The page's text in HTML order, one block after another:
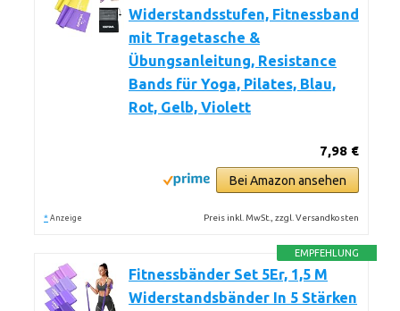
Widerstandsstufen, Fitnessband
mit Tragetasche &
Übungsanleitung, Resistance
Bands für Yoga, Pilates, Blau,
Rot, Gelb, Violett
7,98 €
Bei Amazon ansehen
* Anzeige Preis inkl. MwSt., zzgl. Versandkosten
EMPFEHLUNG
Fitnessbänder Set 5Er, 1,5 M
Widerstandsbänder In 5 Stärken